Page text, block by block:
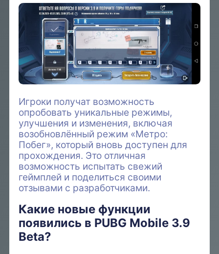
Игроки получат возможность
опробовать уникальные режимы,
улучшения и изменения, включая
возобновлённый режим «Метро:
Побег», который вновь доступен для
прохождения. Это отличная
возможность испытать свежий
геймплей и поделиться своими
отзывами с разработчиками.
Какие новые функции
появились в PUBG Mobile 3.9
Beta?